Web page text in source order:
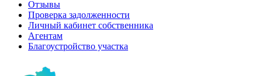
Отзывы
Проверка задолженности
Личный кабинет собственника
Агентам
Благоустройство участка